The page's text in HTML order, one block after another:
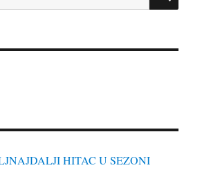
HITAC U SEZONI